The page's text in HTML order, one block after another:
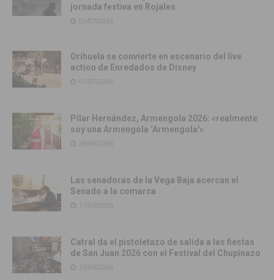
jornada festiva en Rojales
03/07/2026
Orihuela se convierte en escenario del live
action de Enredados de Disney
01/07/2026
Pilar Hernández, Armengola 2026: «realmente
soy una Armengola ‘Armengola'»
29/06/2026
Las senadoras de la Vega Baja acercan el
Senado a la comarca
17/06/2026
Catral da el pistoletazo de salida a las fiestas
de San Juan 2026 con el Festival del Chupinazo
13/06/2026